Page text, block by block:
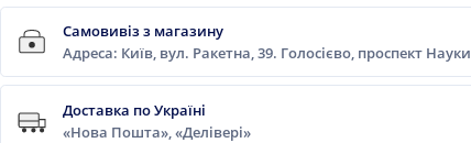
Самовивіз з магазину
Адреса: Київ, вул. Ракетна, 39. Голосієво, проспект Науки
Доставка по Україні
«Нова Пошта», «Делівері»